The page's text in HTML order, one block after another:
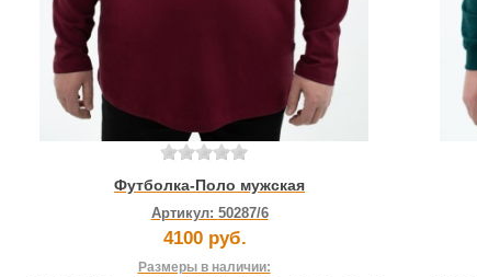
Футболка-Поло мужская
Артикул: 50287/6
4100 руб.
Размеры в наличии: